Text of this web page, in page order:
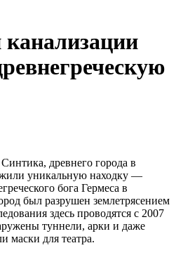
древнего города в
уникальную находку —
бога Гермеса в
был разрушен землетрясением
здесь проводятся с 2007
туннели, арки и даже
маски для театра.